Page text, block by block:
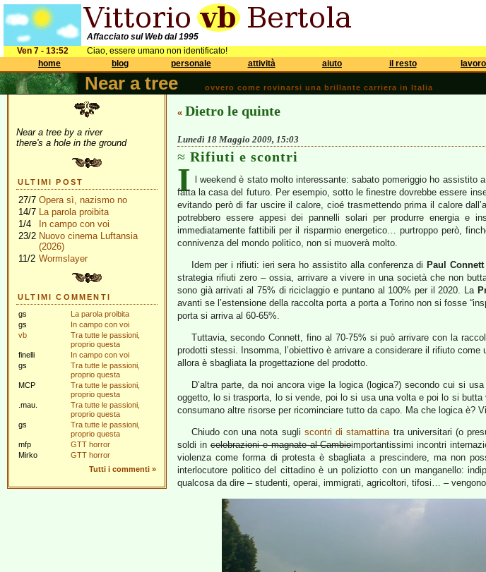
Affacciato sul Web dal 1995
Ven 7 - 13:52
Ciao, essere umano non identificato!
home
blog personale attività aiuto il resto lavoro
Near a tree ovvero come rovinarsi una brillante carriera in Italia
Near a tree by a river
there's a hole in the ground
ULTIMI POST
27/7 Opera sì, nazismo no
14/7 La parola proibita
1/4
In campo con voi
23/2 Nuovo cinema Luftansia
(2026)
11/2 Wormslayer
ULTIMI COMMENTI
gs
La parola proibita
gs
In campo con voi
vb
Tra tutte le passioni,
proprio questa
finelli
In campo con voi
gs
Tra tutte le passioni,
proprio questa
MCP
Tra tutte le passioni,
proprio questa
.mau.
Tra tutte le passioni,
proprio questa
gs
Tra tutte le passioni,
proprio questa
mfp
GTT horror
Mirko
GTT horror
Tutti i commenti »
« Dietro le quinte
Lunedì 18 Maggio 2009, 15:03
Rifiuti e scontri
I
l weekend è stato molto interessante: sabato pomeriggio ho
fatta la casa del futuro. Per esempio, sotto le finestre dovrebbe essere
evitando però di far uscire il calore, cioé trasmettendo prima il calore
potrebbero essere appesi dei pannelli solari per produrre energia e
immediatamente fattibili per il risparmio energetico… purtroppo però,
connivenza del mondo politico, non si muoverà molto.
Idem per i rifiuti: ieri sera ho assistito alla conferenza di Paul Connett
strategia rifiuti zero – ossia, arrivare a vivere in una società che non
sono già arrivati al 75% di riciclaggio e puntano al 100% per il 2020. La
avanti se l’estensione della raccolta porta a porta a Torino non si fosse
porta si arriva al 60-65%.
Tuttavia, secondo Connett, fino al 70-75% si può arrivare con la
prodotti stessi. Insomma, l’obiettivo è arrivare a considerare il rifiuto
allora è sbagliata la progettazione del prodotto.
D’altra parte, da noi ancora vige la logica (logica?) secondo cui si
oggetto, lo si trasporta, lo si vende, poi lo si usa una volta e poi lo si
consumano altre risorse per ricominciare tutto da capo. Ma che logica è?
Chiudo con una nota sugli scontri di stamattinatra universitari (o
soldi incelebrazioni e magnate al Cambioimportantissimi incontri
violenza come forma di protesta è sbagliata a prescindere, ma non
interlocutore politico del cittadino è un poliziotto con un manganello:
qualcosa da dire – studenti, operai, immigrati, agricoltori, tifosi… –